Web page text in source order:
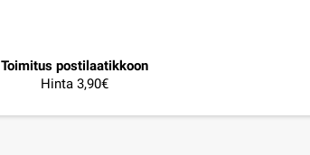
Toimitus postilaatikkoon
Hinta 3,90€